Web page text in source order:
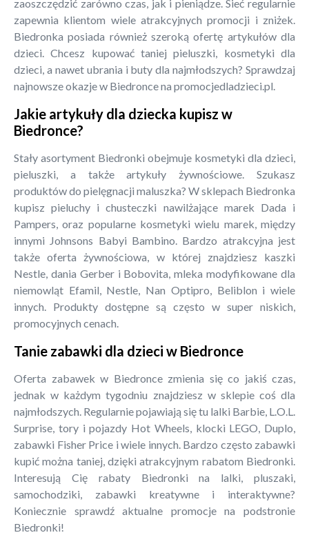
zaoszczędzić zarówno czas, jak i pieniądze. Sieć regularnie
zapewnia klientom wiele atrakcyjnych promocji i zniżek.
Biedronka posiada również szeroką ofertę artykułów dla
dzieci. Chcesz kupować taniej pieluszki, kosmetyki dla
dzieci, a nawet ubrania i buty dla najmłodszych? Sprawdzaj
najnowsze okazje w Biedronce na promocjedladzieci.pl.
Jakie artykuły dla dziecka kupisz w
Biedronce?
Stały asortyment Biedronki obejmuje kosmetyki dla dzieci,
pieluszki, a także artykuły żywnościowe. Szukasz
produktów do pielęgnacji maluszka? W sklepach Biedronka
kupisz pieluchy i chusteczki nawilżające marek Dada i
Pampers, oraz popularne kosmetyki wielu marek, między
innymi Johnsons Babyi Bambino. Bardzo atrakcyjna jest
także oferta żywnościowa, w której znajdziesz kaszki
Nestle, dania Gerber i Bobovita, mleka modyfikowane dla
niemowląt Efamil, Nestle, Nan Optipro, Beliblon i wiele
innych. Produkty dostępne są często w super niskich,
promocyjnych cenach.
Tanie zabawki dla dzieci w Biedronce
Oferta zabawek w Biedronce zmienia się co jakiś czas,
jednak w każdym tygodniu znajdziesz w sklepie coś dla
najmłodszych. Regularnie pojawiają się tu lalki Barbie, L.O.L.
Surprise, tory i pojazdy Hot Wheels, klocki LEGO, Duplo,
zabawki Fisher Price i wiele innych. Bardzo często zabawki
kupić można taniej, dzięki atrakcyjnym rabatom Biedronki.
Interesują Cię rabaty Biedronki na lalki, pluszaki,
samochodziki, zabawki kreatywne i interaktywne?
Koniecznie sprawdź aktualne promocje na podstronie
Biedronki!